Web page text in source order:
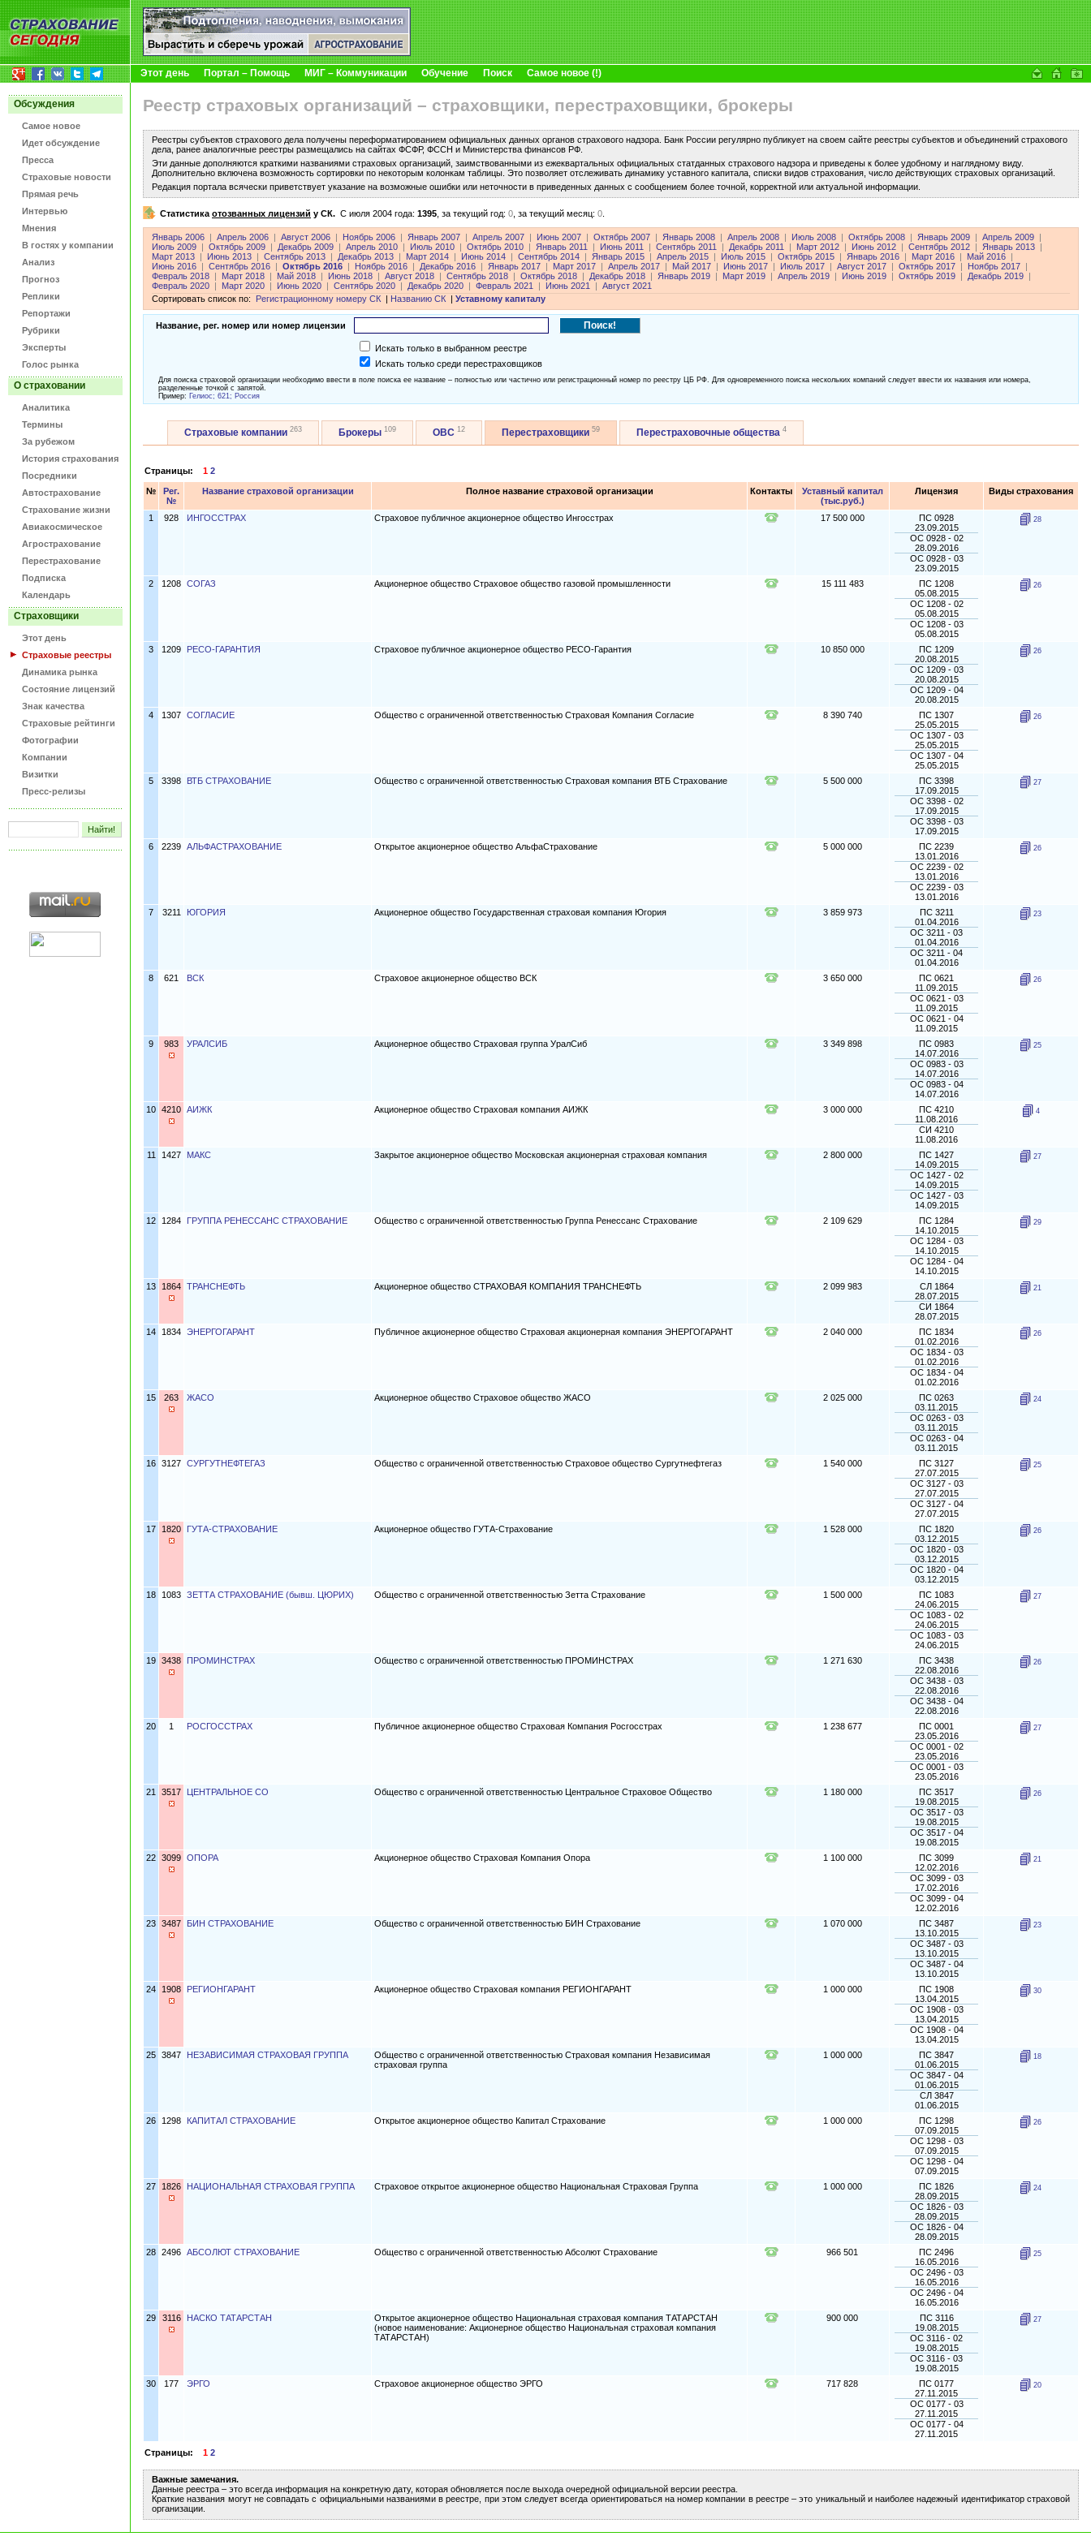
Этот день Портал – Помощь МИГ – Коммуникации Обучение Поиск Самое новое (!)
Обсуждения
Самое новое
Идет обсуждение
Пресса
Страховые новости
Прямая речь
Интервью
Мнения
В гостях у компании
Анализ
Прогноз
Реплики
Репортажи
Рубрики
Эксперты
Голос рынка
О страховании
Аналитика
Термины
За рубежом
История страхования
Посредники
Автострахование
Страхование жизни
Авиакосмическое
Агрострахование
Перестрахование
Подписка
Календарь
Страховщики
Этот день
Страховые реестры
Динамика рынка
Состояние лицензий
Знак качества
Страховые рейтинги
Фотографии
Компании
Визитки
Пресс-релизы
Реестр страховых организаций – страховщики, перестраховщики, брокеры
Реестры субъектов страхового дела получены переформатированием официальных данных органов страхового надзора. Банк России регулярно публикует на своем сайте реестры субъектов и объединений страхового
дела, ранее аналогичные реестры размещались на сайтах ФСФР, ФССН и Министерства финансов РФ.
Эти данные дополняются краткими названиями страховых организаций, заимствованными из ежеквартальных официальных статданных страхового надзора и приведены к более удобному и наглядному виду.
Дополнительно включена возможность сортировки по некоторым колонкам таблицы. Это позволяет отслеживать динамику уставного капитала, списки видов страхования, число действующих страховых организаций.
Редакция портала всячески приветствует указание на возможные ошибки или неточности в приведенных данных с сообщением более точной, корректной или актуальной информации.
Статистика отозванных лицензий у СК. C июля 2004 года: 1395 за текущий год: 0 за текущий месяц: 0
Январь 2006 Апрель 2006 Август 2006 Ноябрь 2006 Январь 2007 Апрель 2007 Июнь 2007 Октябрь 2007 Январь 2008 Апрель 2008 Июль 2008 Октябрь 2008 Январь 2009 Апрель 2009
Июль 2009
Октябрь 2009 Декабрь 2009 Апрель 2010 Июль 2010 Октябрь 2010 Январь 2011 Июнь 2011 Сентябрь 2011 Декабрь 2011 Март 2012 Июнь 2012 Сентябрь 2012 Январь 2013
Март 2013
Июнь 2013 Сентябрь 2013 Декабрь 2013 Март 2014 Июнь 2014 Сентябрь 2014 Январь 2015 Апрель 2015 Июль 2015 Октябрь 2015 Январь 2016 Март 2016 Май 2016
Июнь 2016
Сентябрь 2016 Октябрь 2016 Ноябрь 2016 Декабрь 2016 Январь 2017 Март 2017 Апрель 2017 Май 2017 Июнь 2017 Июль 2017 Август 2017 Октябрь 2017 Ноябрь 2017
Февраль 2018
Март 2018 Май 2018 Июнь 2018 Август 2018 Сентябрь 2018 Октябрь 2018 Декабрь 2018 Январь 2019 Март 2019 Апрель 2019 Июнь 2019 Октябрь 2019 Декабрь 2019
Февраль 2020
Март 2020 Июнь 2020 Сентябрь 2020 Декабрь 2020 Февраль 2021 Июнь 2021
Август 2021
Сортировать список по:
Регистрационному номеру СК Названию СК Уставному капиталу
Название, рег. номер или номер лицензии
Искать только в выбранном реестре
Искать только среди перестраховщиков
Для поиска страховой организации необходимо ввести в поле поиска ее название – полностью или частично или регистрационный номер по реестру ЦБ РФ. Для одновременного поиска нескольких компаний следует ввести их названия или номера,
разделенные точкой с запятой.
Пример: Гелиос; 621; Россия
Страховые компании 263 Брокеры 109 ОВС 12 Перестраховщики 59 Перестраховочные общества 4
Страницы: 1 2
№
Рег.
№
Название страховой организации Полное название страховой организации Контакты
Уставный капитал
(тыс.руб.)
Лицензия Виды страхования
1 928 ИНГОССТРАХ Страховое публичное акционерное общество Ингосстрах 17 500 000
ПС 0928
23.09.2015
ОС 0928 - 02
28.09.2016
ОС 0928 - 03
23.09.2015
28
2 1208 СОГАЗ Акционерное общество Страховое общество газовой промышленности 15 111 483
ПС 1208
05.08.2015
ОС 1208 - 02
05.08.2015
ОС 1208 - 03
05.08.2015
26
3 1209 РЕСО-ГАРАНТИЯ Страховое публичное акционерное общество РЕСО-Гарантия 10 850 000
ПС 1209
20.08.2015
ОС 1209 - 03
20.08.2015
ОС 1209 - 04
20.08.2015
26
4 1307 СОГЛАСИЕ Общество с ограниченной ответственностью Страховая Компания Согласие 8 390 740
ПС 1307
25.05.2015
ОС 1307 - 03
25.05.2015
ОС 1307 - 04
25.05.2015
26
5 3398 ВТБ СТРАХОВАНИЕ Общество с ограниченной ответственностью Страховая компания ВТБ Страхование 5 500 000
ПС 3398
17.09.2015
ОС 3398 - 02
17.09.2015
ОС 3398 - 03
17.09.2015
27
6 2239 АЛЬФАСТРАХОВАНИЕ Открытое акционерное общество АльфаСтрахование 5 000 000
ПС 2239
13.01.2016
ОС 2239 - 02
13.01.2016
ОС 2239 - 03
13.01.2016
26
7 3211 ЮГОРИЯ Акционерное общество Государственная страховая компания Югория 3 859 973
ПС 3211
01.04.2016
ОС 3211 - 03
01.04.2016
ОС 3211 - 04
01.04.2016
23
8 621 ВСК Страховое акционерное общество ВСК 3 650 000
ПС 0621
11.09.2015
ОС 0621 - 03
11.09.2015
ОС 0621 - 04
11.09.2015
26
9 983 УРАЛСИБ Акционерное общество Страховая группа УралСиб 3 349 898
ПС 0983
14.07.2016
ОС 0983 - 03
14.07.2016
ОС 0983 - 04
14.07.2016
25
10 4210 АИЖК Акционерное общество Страховая компания АИЖК 3 000 000
ПС 4210
11.08.2016
СИ 4210
11.08.2016
4
11 1427 МАКС Закрытое акционерное общество Московская акционерная страховая компания 2 800 000
ПС 1427
14.09.2015
ОС 1427 - 02
14.09.2015
ОС 1427 - 03
14.09.2015
27
12 1284 ГРУППА РЕНЕССАНС СТРАХОВАНИЕ Общество с ограниченной ответственностью Группа Ренессанс Страхование 2 109 629
ПС 1284
14.10.2015
ОС 1284 - 03
14.10.2015
ОС 1284 - 04
14.10.2015
29
13 1864 ТРАНСНЕФТЬ Акционерное общество СТРАХОВАЯ КОМПАНИЯ ТРАНСНЕФТЬ 2 099 983
СЛ 1864
28.07.2015
СИ 1864
28.07.2015
21
14 1834 ЭНЕРГОГАРАНТ Публичное акционерное общество Страховая акционерная компания ЭНЕРГОГАРАНТ 2 040 000
ПС 1834
01.02.2016
ОС 1834 - 03
01.02.2016
ОС 1834 - 04
01.02.2016
26
15 263 ЖАСО Акционерное общество Страховое общество ЖАСО 2 025 000
ПС 0263
03.11.2015
ОС 0263 - 03
03.11.2015
ОС 0263 - 04
03.11.2015
24
16 3127 СУРГУТНЕФТЕГАЗ Общество с ограниченной ответственностью Страховое общество Сургутнефтегаз 1 540 000
ПС 3127
27.07.2015
ОС 3127 - 03
27.07.2015
ОС 3127 - 04
27.07.2015
25
17 1820 ГУТА-СТРАХОВАНИЕ Акционерное общество ГУТА-Страхование 1 528 000
ПС 1820
03.12.2015
ОС 1820 - 03
03.12.2015
ОС 1820 - 04
03.12.2015
26
18 1083 ЗЕТТА СТРАХОВАНИЕ (бывш. ЦЮРИХ) Общество с ограниченной ответственностью Зетта Страхование 1 500 000
ПС 1083
24.06.2015
ОС 1083 - 02
24.06.2015
ОС 1083 - 03
24.06.2015
27
19 3438 ПРОМИНСТРАХ Общество с ограниченной ответственностью ПРОМИНСТРАХ 1 271 630
ПС 3438
22.08.2016
ОС 3438 - 03
22.08.2016
ОС 3438 - 04
22.08.2016
26
20 1 РОСГОССТРАХ Публичное акционерное общество Страховая Компания Росгосстрах 1 238 677
ПС 0001
23.05.2016
ОС 0001 - 02
23.05.2016
ОС 0001 - 03
23.05.2016
27
21 3517 ЦЕНТРАЛЬНОЕ СО Общество с ограниченной ответственностью Центральное Страховое Общество 1 180 000
ПС 3517
19.08.2015
ОС 3517 - 03
19.08.2015
ОС 3517 - 04
19.08.2015
26
22 3099 ОПОРА Акционерное общество Страховая Компания Опора 1 100 000
ПС 3099
12.02.2016
ОС 3099 - 03
17.02.2016
ОС 3099 - 04
12.02.2016
21
23 3487 БИН СТРАХОВАНИЕ Общество с ограниченной ответственностью БИН Страхование 1 070 000
ПС 3487
13.10.2015
ОС 3487 - 03
13.10.2015
ОС 3487 - 04
13.10.2015
23
24 1908 РЕГИОНГАРАНТ Акционерное общество Страховая компания РЕГИОНГАРАНТ 1 000 000
ПС 1908
13.04.2015
ОС 1908 - 03
13.04.2015
ОС 1908 - 04
13.04.2015
30
25 3847 НЕЗАВИСИМАЯ СТРАХОВАЯ ГРУППА
Общество с ограниченной ответственностью Страховая компания Независимая
страховая группа
1 000 000
ПС 3847
01.06.2015
ОС 3847 - 04
01.06.2015
СЛ 3847
01.06.2015
18
26 1298 КАПИТАЛ СТРАХОВАНИЕ Открытое акционерное общество Капитал Страхование 1 000 000
ПС 1298
07.09.2015
ОС 1298 - 03
07.09.2015
ОС 1298 - 04
07.09.2015
26
27 1826 НАЦИОНАЛЬНАЯ СТРАХОВАЯ ГРУППА Страховое открытое акционерное общество Национальная Страховая Группа 1 000 000
ПС 1826
28.09.2015
ОС 1826 - 03
28.09.2015
ОС 1826 - 04
28.09.2015
24
28 2496 АБСОЛЮТ СТРАХОВАНИЕ Общество с ограниченной ответственностью Абсолют Страхование 966 501
ПС 2496
16.05.2016
ОС 2496 - 03
16.05.2016
ОС 2496 - 04
16.05.2016
25
29 3116 НАСКО ТАТАРСТАН
Открытое акционерное общество Национальная страховая компания ТАТАРСТАН
(новое наименование: Акционерное общество Национальная страховая компания
ТАТАРСТАН)
900 000
ПС 3116
19.08.2015
ОС 3116 - 02
19.08.2015
ОС 3116 - 03
19.08.2015
27
30 177 ЭРГО Страховое акционерное общество ЭРГО 717 828
ПС 0177
27.11.2015
ОС 0177 - 03
27.11.2015
ОС 0177 - 04
27.11.2015
20
Страницы: 1 2
Важные замечания.
Данные реестра – это всегда информация на конкретную дату, которая обновляется после выхода очередной официальной версии реестра.
Краткие названия могут не совпадать с официальными названиями в реестре, при этом следует всегда ориентироваться на номер компании в реестре – это уникальный и наиболее надежный идентификатор страховой
организации.